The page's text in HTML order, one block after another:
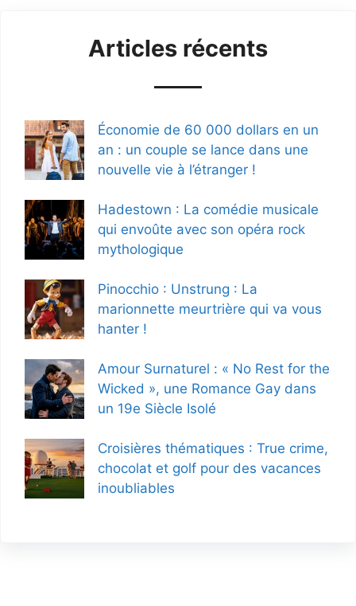
Articles récents
Économie de 60 000 dollars en un
an : un couple se lance dans une
nouvelle vie à l’étranger !
Hadestown : La comédie musicale
qui envoûte avec son opéra rock
mythologique
Pinocchio : Unstrung : La
marionnette meurtrière qui va vous
hanter !
Amour Surnaturel : « No Rest for the
Wicked », une Romance Gay dans
un 19e Siècle Isolé
Croisières thématiques : True crime,
chocolat et golf pour des vacances
inoubliables